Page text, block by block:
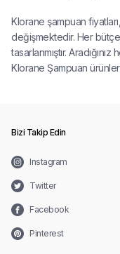
Klorane şampuan
değişmektedir. Her
tasarlanmıştır.
Klorane Şampuan
Bizi Takip Edin
Instagram
Twitter
Facebook
Pinterest